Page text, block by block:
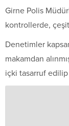
Girne Polis
kontrollerde,
Denetimler
makamdan
içki tasarruf